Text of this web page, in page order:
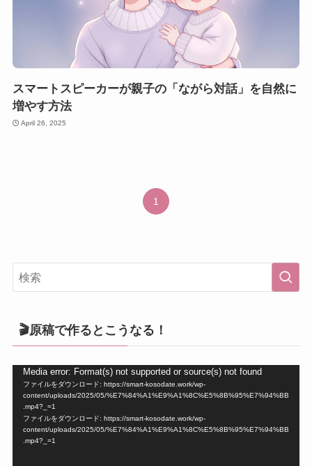
スマートスピーカーが親子の「ながら対話」を自然に
増やす方法
April 26, 2025
1
🎬原稿で作るとこうなる！
Media error: Format(s) not supported or source(s) not found
ファイルをダウンロード: https://smart-kosodate.work/wp-
content/uploads/2025/05/%E7%84%A1%E9%A1%8C%E5%8B%95%E7%94%BB
.mp4?_=1
ファイルをダウンロード: https://smart-kosodate.work/wp-
content/uploads/2025/05/%E7%84%A1%E9%A1%8C%E5%8B%95%E7%94%BB
.mp4?_=1